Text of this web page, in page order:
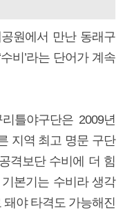
원에서 만난 동래구
비’라는 단어가 계속
틀야구단은 2009년
지역 최고 명문 구단
격보단 수비에 더 힘
본기는 수비라 생각
돼야 타격도 가능해진